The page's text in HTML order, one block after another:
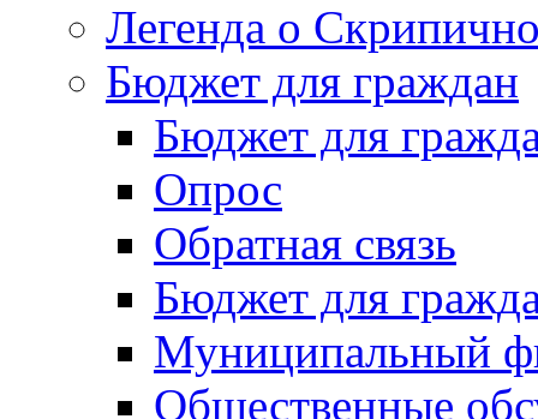
Легенда о
Бюджет для граждан
Бюджет для
Опрос
Обратная связь
Бюджет для
Муниципальный
Общественные